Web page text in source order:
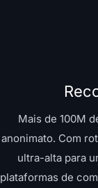
Mais de 100M
anonimato. Com
ultra-alta para
plataformas de